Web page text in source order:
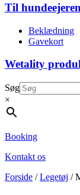
Til hundeejeren
Beklædning
Gavekort
Wetality
Søg
×
Booking
Kontakt os
Forside /Legetøj /